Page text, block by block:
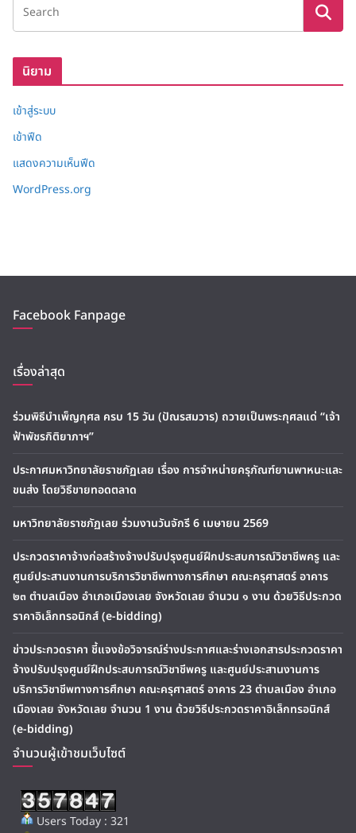
ก็
นิยาม
เข้าสู่ระบบ
เข้าฟีด
แสดงความเห็นฟีด
WordPress.org
Facebook Fanpage
เรื่องล่าสุด
ร่วมพิธีบำเพ็ญกุศล ครบ 15 วัน (ปัณรสมวาร) ถวายเป็นพระกุศลแด่ “เจ้า
ฟ้าพัชรกิติยาภาฯ”
ประกาศมหาวิทยาลัยราชภัฏเลย เรื่อง การจำหน่ายครุภัณฑ์ยานพาหนะและ
ขนส่ง โดยวิธีขายทอดตลาด
มหาวิทยาลัยราชภัฏเลย ร่วมงานวันจักรี 6 เมษายน 2569
ประกวดราคาจ้างก่อสร้างจ้างปรับปรุงศูนย์ฝึกประสบการณ์วิชาชีพครู และ
ศูนย์ประสานงานการบริการวิชาชีพทางการศึกษา คณะครุศาสตร์ อาคาร
๒๓ ตำบลเมือง อำเภอเมืองเลย จังหวัดเลย จำนวน ๑ งาน ด้วยวิธีประกวด
ราคาอิเล็กทรอนิกส์ (e-bidding)
ข่าวประกวดราคา ชี้แจงข้อวิจารณ์ร่างประกาศและร่างเอกสารประกวดราคา
จ้างปรับปรุงศูนย์ฝึกประสบการณ์วิชาชีพครู และศูนย์ประสานงานการ
บริการวิชาชีพทางการศึกษา คณะครุศาสตร์ อาคาร 23 ตำบลเมือง อำเภอ
เมืองเลย จังหวัดเลย จำนวน 1 งาน ด้วยวิธีประกวดราคาอิเล็กทรอนิกส์
(e-bidding)
จำนวนผู้เข้าชมเว็บไซต์
Users Today : 321